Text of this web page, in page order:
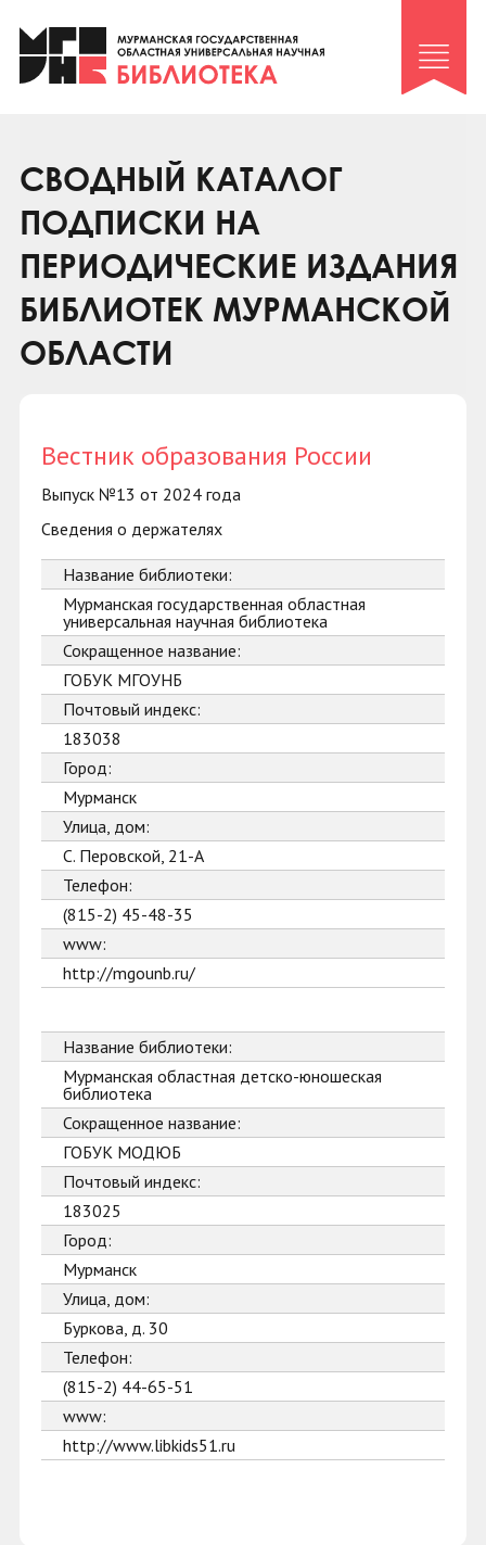
Клуб «Гиря и сельдерей»
Клуб «Семейный архив»
Коллегам
Контакты
СВОДНЫЙ КАТАЛОГ
ПОДПИСКИ НА
ПЕРИОДИЧЕСКИЕ ИЗДАНИЯ
БИБЛИОТЕК МУРМАНСКОЙ
ОБЛАСТИ
Вестник образования России
Выпуск №13 от 2024 года
Сведения о держателях
Название библиотеки:
Мурманская государственная областная
универсальная научная библиотека
Сокращенное название:
ГОБУК МГОУНБ
Почтовый индекс:
183038
Город:
Мурманск
Улица, дом:
С. Перовской, 21-А
Телефон:
(815-2) 45-48-35
www:
http://mgounb.ru/
Название библиотеки:
Мурманская областная детско-юношеская
библиотека
Сокращенное название:
ГОБУК МОДЮБ
Почтовый индекс:
183025
Город:
Мурманск
Улица, дом:
Буркова, д. 30
Телефон:
(815-2) 44-65-51
www:
http://www.libkids51.ru